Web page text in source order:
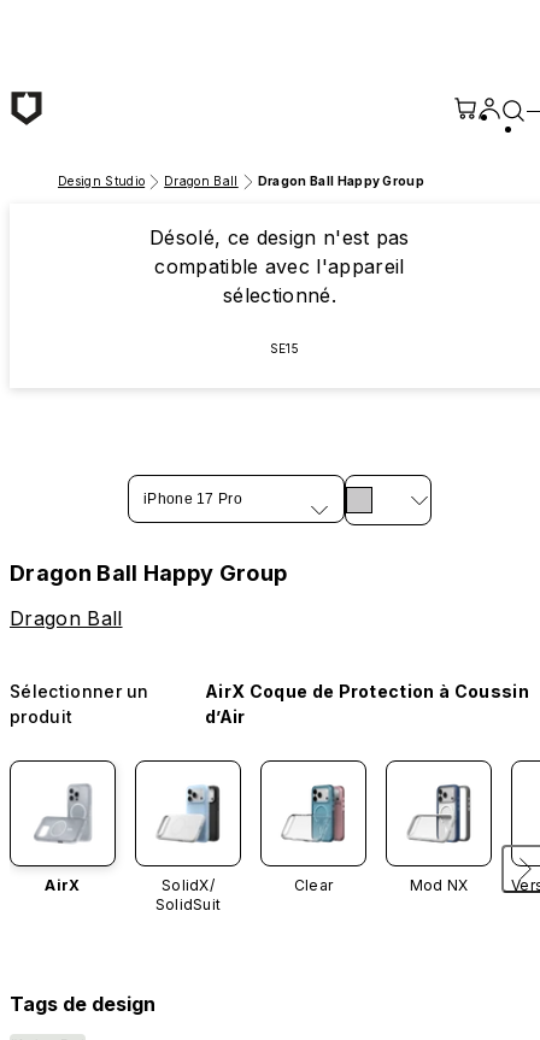
Design Studio Dragon Ball Dragon Ball Happy Group
Désolé, ce design n'est pas
compatible avec l'appareil
sélectionné.
SE15
iPhone 17 Pro
Dragon Ball Happy Group
Dragon Ball
Sélectionner un
produit
AirX Coque de Protection à Coussin
d’Air
AirX
SolidX/
SolidSuit
Clear Mod NX
Tags de design